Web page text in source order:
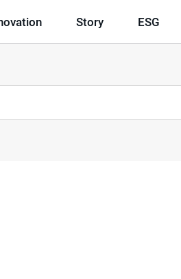
Story ESG